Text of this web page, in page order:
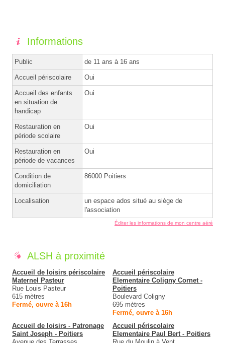
Informations
Public de 11 ans à 16 ans
Accueil périscolaire Oui
Accueil des enfants
en situation de
handicap
Oui
Restauration en
période scolaire
Oui
Restauration en
période de vacances
Oui
Condition de
domiciliation
86000 Poitiers
Localisation
un espace ados situé au siège de
l'association
Éditer les informations de mon centre aéré
ALSH à proximité
Accueil de loisirs périscolaire
Maternel Pasteur
Rue Louis Pasteur
615 mètres
Fermé, ouvre à 16h
Accueil périscolaire
Elementaire Coligny Cornet -
Poitiers
Boulevard Coligny
695 mètres
Fermé, ouvre à 16h
Accueil de loisirs - Patronage
Saint Joseph - Poitiers
Accueil périscolaire
Elementaire Paul Bert - Poitiers